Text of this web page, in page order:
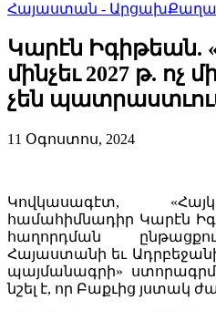
Հայաստան - Արցախ
Կարէն Իգիթեան.
մինչեւ 2027 թ.
չեն
11 Օգոստոս, 2024
Կովկասագէտ,
համահիմնադիր Կարէն
հաղորդման
Հայաստանի եւ
պայմանագրի»
նշել է, որ Բաքւից յստակ